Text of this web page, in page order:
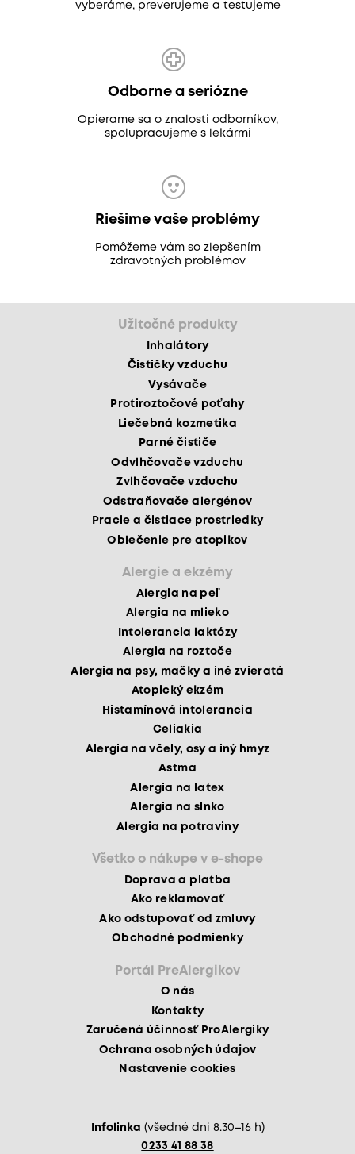
vyberáme, preverujeme a testujeme
Odborne a seriózne
Opierame sa o znalosti odborníkov,
spolupracujeme s lekármi
Riešime vaše problémy
Pomôžeme vám so zlepšením
zdravotných problémov
Užitočné produkty
Inhalátory
Čističky vzduchu
Vysávače
Protiroztočové poťahy
Liečebná kozmetika
Parné čističe
Odvlhčovače vzduchu
Zvlhčovače vzduchu
Odstraňovače alergénov
Pracie a čistiace prostriedky
Oblečenie pre atopikov
Alergie a ekzémy
Alergia na peľ
Alergia na mlieko
Intolerancia laktózy
Alergia na roztoče
Alergia na psy, mačky a iné zvieratá
Atopický ekzém
Histamínová intolerancia
Celiakia
Alergia na včely, osy a iný hmyz
Astma
Alergia na latex
Alergia na slnko
Alergia na potraviny
Všetko o nákupe v e-shope
Doprava a platba
Ako reklamovať
Ako odstupovať od zmluvy
Obchodné podmienky
Portál PreAlergikov
O nás
Kontakty
Zaručená účinnosť ProAlergiky
Ochrana osobných údajov
Nastavenie cookies
Infolinka (všedné dni 8.30–16 h)
0233 41 88 38